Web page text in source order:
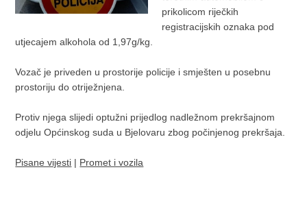
prikolicom riječkih
registracijskih oznaka pod
utjecajem alkohola od 1,97g/kg.
Vozač je priveden u prostorije policije i smješten u posebnu
prostoriju do otriježnjena.
Protiv njega slijedi optužni prijedlog nadležnom prekršajnom
odjelu Općinskog suda u Bjelovaru zbog počinjenog prekršaja.
Pisane vijesti | Promet i vozila